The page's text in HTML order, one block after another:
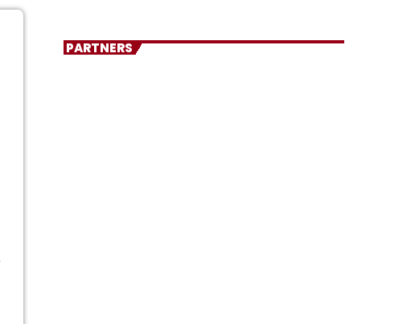
PARTNERS